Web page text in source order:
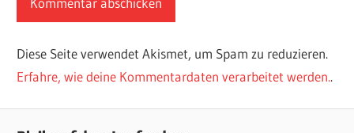
Diese Seite verwendet Akismet, um Spam zu reduzieren.
Erfahre, wie deine Kommentardaten verarbeitet werden..